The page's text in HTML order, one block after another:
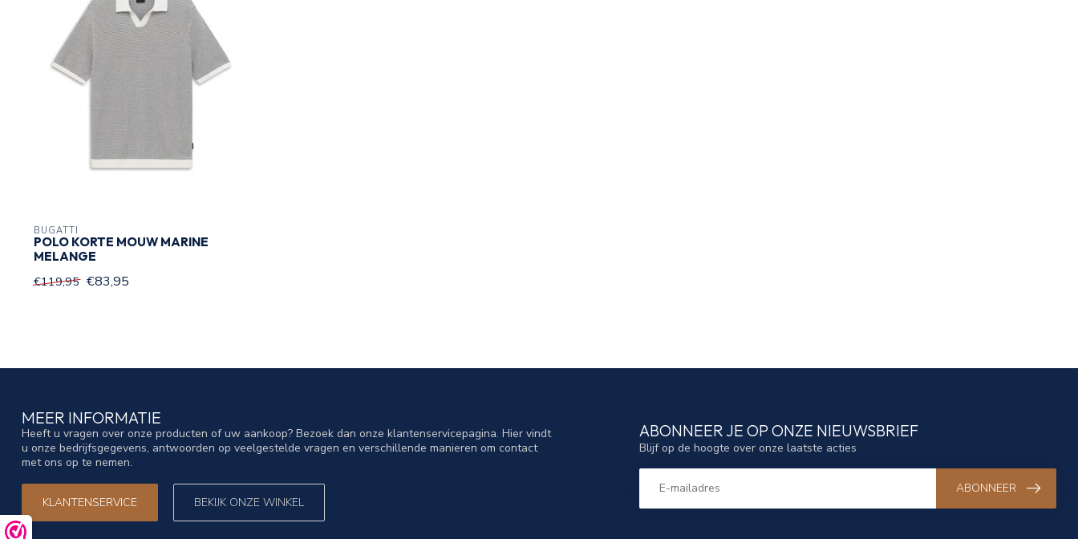
BUGATTI
POLO KORTE MOUW MARINE
MELANGE
€119,95 €83,95
MEER INFORMATIE
Heeft u vragen over onze producten of uw aankoop? Bezoek dan onze klantenservicepagina. Hier vindt
u onze bedrijfsgegevens, antwoorden op veelgestelde vragen en verschillende manieren om contact
met ons op te nemen.
KLANTENSERVICE BEKIJK ONZE WINKEL
ABONNEER JE OP ONZE NIEUWSBRIEF
Blijf op de hoogte over onze laatste acties
ABONNEER